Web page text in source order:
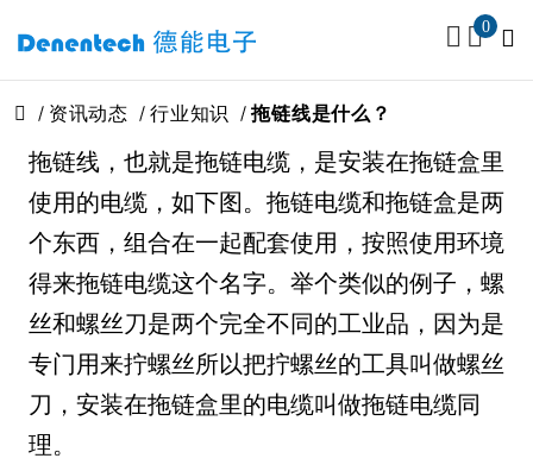
0
资讯动态 行业知识 拖链线是什么？
拖链线，也就是拖链电缆，是安装在拖链盒里
使用的电缆，如下图。拖链电缆和拖链盒是两
个东西，组合在一起配套使用，按照使用环境
得来拖链电缆这个名字。举个类似的例子，螺
丝和螺丝刀是两个完全不同的工业品，因为是
专门用来拧螺丝所以把拧螺丝的工具叫做螺丝
刀，安装在拖链盒里的电缆叫做拖链电缆同
理。